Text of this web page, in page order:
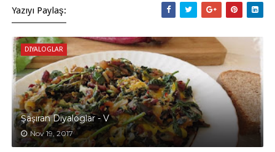
Yazıyı Paylaş:
DIYALOGLAR
Şaşıran Diyaloglar - V
Nov 19, 2017